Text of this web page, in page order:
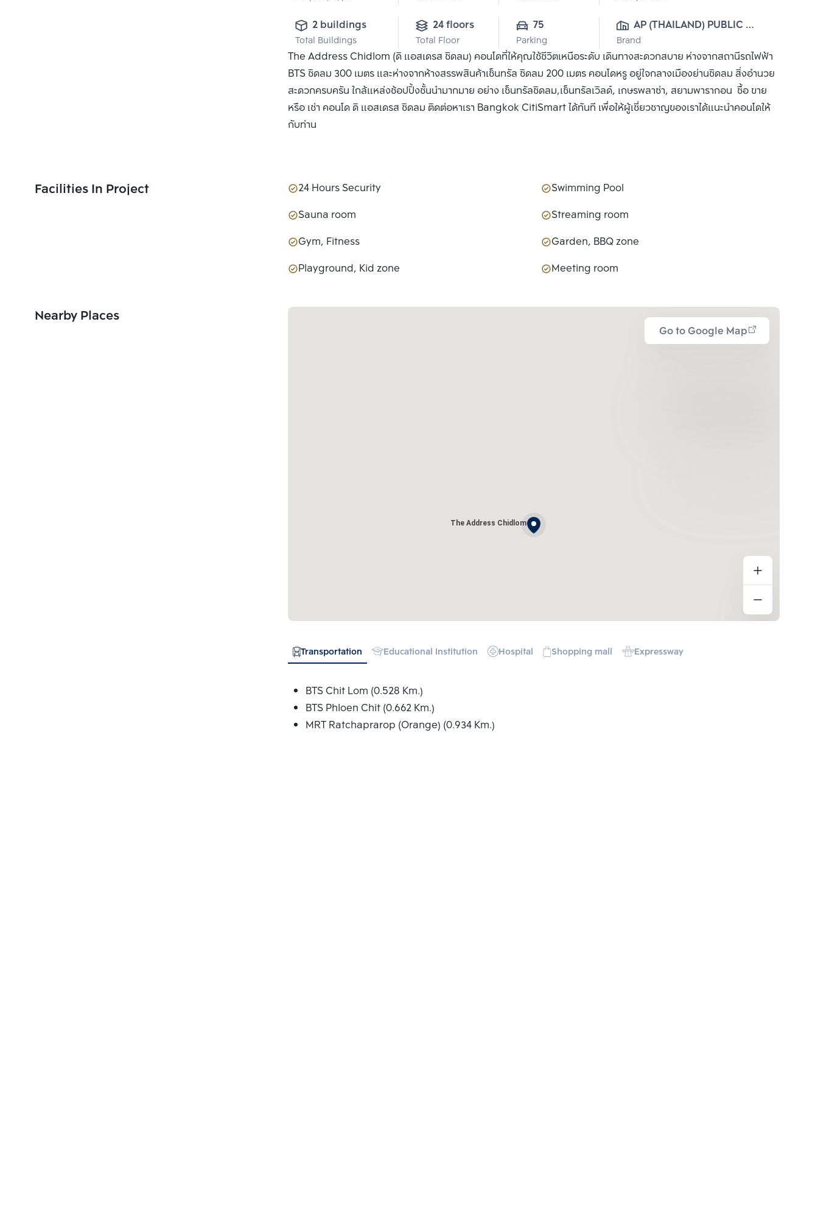
2 buildings
Total Buildings
24 floors
Total Floor
75
Parking
AP (THAILAND) PUBLIC
CO., LTD.
Brand
The Address Chidlom (ดิ แอสเดรส ชิดลม) คอนโดที่ให้คุณใช้ชีวิตเหนือระดับ เดินทางสะดวกสบาย ห่างจากสถานีรถไฟฟ้า
BTS ชิดลม 300 เมตร และห่างจากห้างสรรพสินค้าเซ็นทรัล ชิดลม 200 เมตร คอนโดหรู อยู่ใจกลางเมืองย่านชิดลม สิ่งอำนวย
สะดวกครบครัน ใกล้แหล่งช้อปปิ้งชั้นนำมากมาย อย่าง เซ็นทรัลชิดลม,เซ็นทรัลเวิลด์, เกษรพลาซ่า, สยามพารากอน ซื้อ ขาย
หรือ เช่า คอนโด ดิ แอสเดรส ชิดลม ติดต่อหาเรา Bangkok CitiSmart ได้ทันที เพื่อให้ผู้เชี่ยวชาญของเราได้แนะนำคอนโดให้
กับท่าน
Facilities In Project 24 Hours Security
Swimming Pool
Sauna room
Streaming room
Gym, Fitness
Garden, BBQ zone
Playground, Kid zone
Meeting room
Nearby Places
Go to Google Map
The Address Chidlom
Transportation Educational Institution Hospital Shopping mall Expressway
BTS Chit Lom (0.528 Km.)
BTS Phloen Chit (0.662 Km.)
MRT Ratchaprarop (Orange) (0.934 Km.)